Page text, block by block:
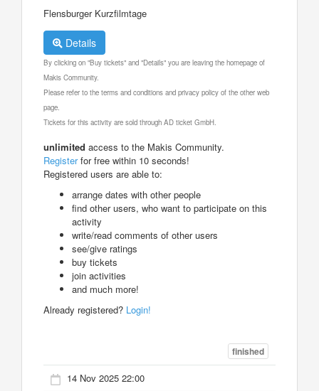
Flensburger Kurzfilmtage
Details
By clicking on "Buy tickets" and "Details" you are leaving the homepage of
Makis Community.
Please refer to the terms and conditions and privacy policy of the other web
page.
Tickets for this activity are sold through AD ticket GmbH.
unlimited access to the Makis Community.
Registerfor free within 10 seconds!
Registered users are able to:
arrange dates with other people
find other users, who want to participate on this
activity
write/read comments of other users
see/give ratings
buy tickets
join activities
and much more!
Already registered? Login!
finished
14 Nov 2025 22:00